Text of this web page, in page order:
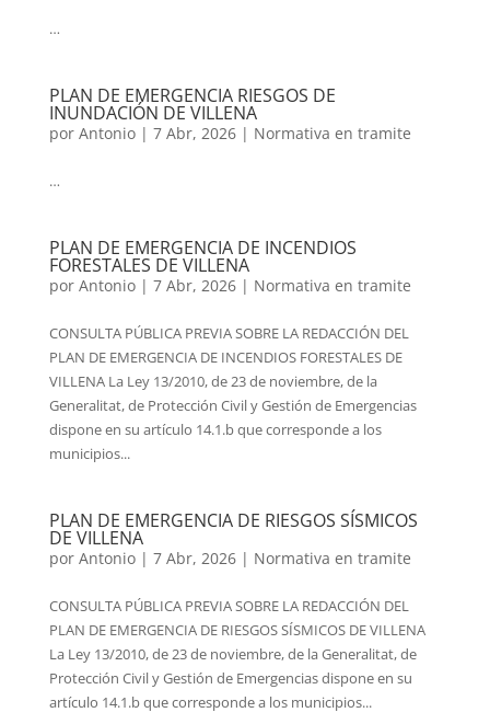
…
PLAN DE EMERGENCIA RIESGOS DE
INUNDACIÓN DE VILLENA
por Antonio| 7 Abr, 2026| Normativa en tramite
…
PLAN DE EMERGENCIA DE INCENDIOS
FORESTALES DE VILLENA
por Antonio| 7 Abr, 2026| Normativa en tramite
CONSULTA PÚBLICA PREVIA SOBRE LA REDACCIÓN DEL
PLAN DE EMERGENCIA DE INCENDIOS FORESTALES DE
VILLENA La Ley 13/2010, de 23 de noviembre, de la
Generalitat, de Protección Civil y Gestión de Emergencias
dispone en su artículo 14.1.b que corresponde a los
municipios...
PLAN DE EMERGENCIA DE RIESGOS SÍSMICOS
DE VILLENA
por Antonio| 7 Abr, 2026| Normativa en tramite
CONSULTA PÚBLICA PREVIA SOBRE LA REDACCIÓN DEL
PLAN DE EMERGENCIA DE RIESGOS SÍSMICOS DE VILLENA
La Ley 13/2010, de 23 de noviembre, de la Generalitat, de
Protección Civil y Gestión de Emergencias dispone en su
artículo 14.1.b que corresponde a los municipios...